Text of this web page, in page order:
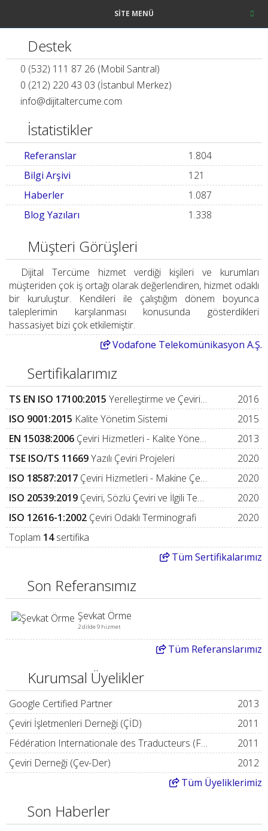
SITE MENÜ
Destek
0 (532) 111 87 26 (Mobil Santral)
0 (212) 220 43 03 (İstanbul Merkez)
info@dijitaltercume.com
İstatistikler
Referanslar
1.804
Bilgi Arşivi
121
Haberler
1.087
Blog Yazıları
1.338
Müşteri Görüşleri
Dijital Tercüme hizmet verdiği kişileri ve kurumları
müşteriden çok iş ortağı olarak değerlendiren, hizmet odaklı
bir kuruluştur. Kendileri ile çalıştığım dönem boyunca
taleplerimin karşılanması konusunda gösterdikleri
hassasiyet bizi çok etkilemiştir.
Vodafone Telekomünikasyon A.Ş.
Sertifikalarımız
TS EN ISO 17100:2015 Yerelleştirme ve Çeviri Hizmetleri
2016
ISO 9001:2015 Kalite Yönetim Sistemi
2015
EN 15038:2006 Çeviri Hizmetleri - Kalite Yönetim Sistemi
2013
TSE ISO/TS 11669Yazılı Çeviri Projeleri
2020
ISO 18587:2017 Çeviri Hizmetleri - Makine Çevirisi Sonrası Düzeltmenlik - Gereksinimler
2020
ISO 20539:2019 Çeviri, Sözlü Çeviri ve İlgili Teknolojiler - Sözlükçe
2020
ISO 12616-1:2002 Çeviri Odaklı Terminografi
2020
Toplam 14sertifika
Tüm Sertifikalarımız
Son Referansımız
Şevkat Örme
2 dilde 9 hizmet
Tüm Referanslarımız
Kurumsal Üyelikler
Google Certified Partner
2013
Çeviri İşletmenleri Derneği (ÇİD)
2011
Fédération Internationale des Traducteurs (FIT)
2011
Çeviri Derneği (Çev-Der)
2012
Tüm Üyeliklerimiz
Son Haberler